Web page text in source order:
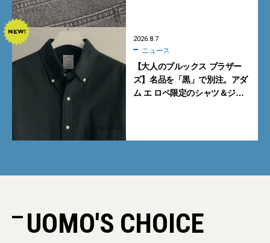
2026.8.7
ニュース
【大人のブルックス ブラザー
ズ】名品を「黒」で別注。アダ
ム エ ロペ限定のシャツ＆ジャ
UOMO'S CHOICE